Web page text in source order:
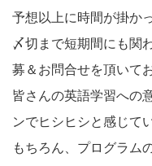
予想以上に時間が掛か
〆切まで短期間にも関
募＆お問合せを頂いてお
皆さんの英語学習への
ンでヒシヒシと感じて
もちろん、プログラム